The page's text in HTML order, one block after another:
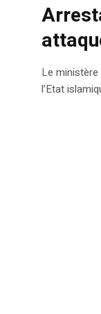
Le ministère
l’Etat